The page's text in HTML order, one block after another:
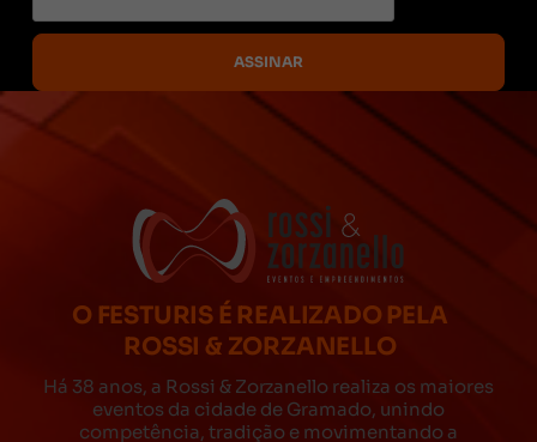
O FESTURIS É REALIZADO PELA
ROSSI & ZORZANELLO
Há 38 anos, a Rossi & Zorzanello realiza os maiores
eventos da cidade de Gramado, unindo
competência, tradição e movimentando a